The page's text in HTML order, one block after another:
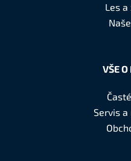
Les a
VŠE
Servis